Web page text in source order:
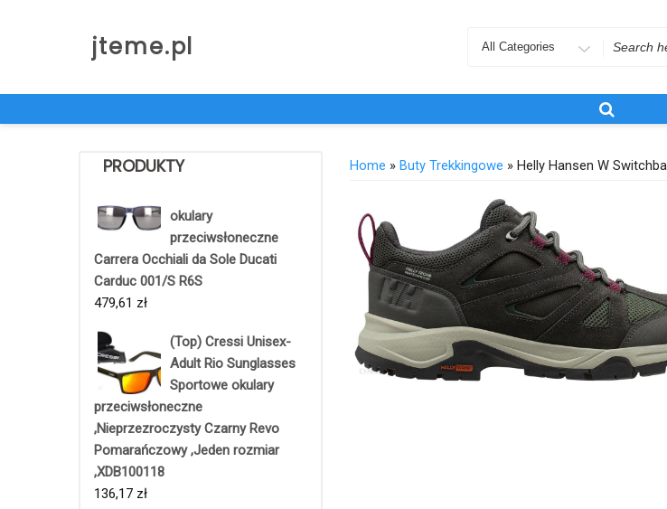
jteme.pl
Search
PRODUKTY
okulary
przeciwsłoneczne
Carrera Occhiali da Sole Ducati
Carduc 001/S R6S
479,61 zł
(Top) Cressi Unisex-
Adult Rio Sunglasses
Sportowe okulary
przeciwsłoneczne
,Nieprzezroczysty Czarny Revo
Pomarańczowy ,Jeden rozmiar
,XDB100118
136,17 zł
Home » Buty Trekkingowe » Helly Hansen W